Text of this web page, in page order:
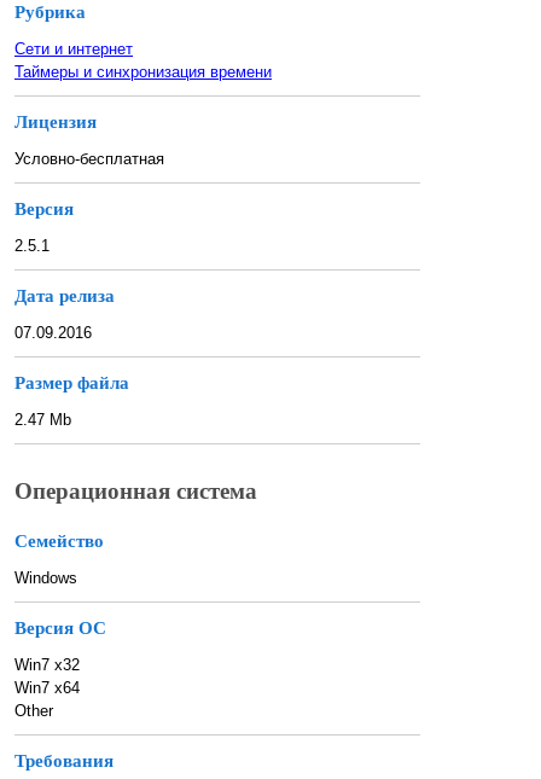
Рубрика
Сети и интернет
Таймеры и синхронизация времени
Лицензия
Условно-бесплатная
Версия
2.5.1
Дата релиза
07.09.2016
Размер файла
2.47 Mb
Операционная система
Семейство
Windows
Версия ОС
Win7 x32
Win7 x64
Other
Требования